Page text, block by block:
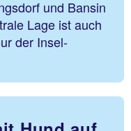
und Bansin
Lage ist auch
der Insel-